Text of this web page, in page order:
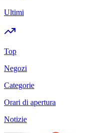
Ultimi
Top
Negozi
Categorie
Orari di apertura
Notizie